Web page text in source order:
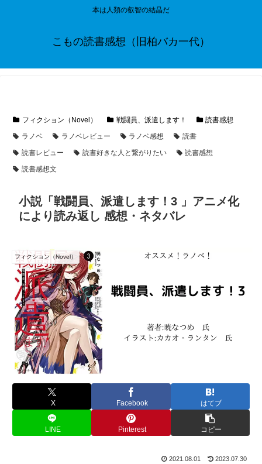
本は人類の叡智の結晶だ
こもの読書感想（旧柏バカ一代）
フィクション（Novel） 戦闘員、派遣します！
読書感想
ラノベ
ラノベレビュー ラノベ感想
読書
読書レビュー
読書好きな人と繋がりたい
読書感想
読書感想文
小説「戦闘員、派遣します！3 」アニメ化
により読み返し 感想・ネタバレ
フィクション（Novel）
X Facebook はてブ
LINE Pinterest コピー
2021.08.01 2023.07.30